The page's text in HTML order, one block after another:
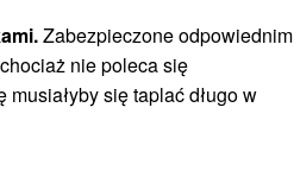
Zabezpieczone odpowiednim
nie poleca się
się taplać długo w